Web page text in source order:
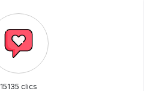
15135 clics